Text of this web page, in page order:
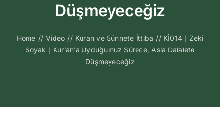
Sesli
Düşmeyeceğiz
Home // Video // Kuran ve Sünnete İttiba // Kİ014｜Zeki
Soyak｜Kur’an’a Uyduğumuz Sürece, Asla Dalalete
Düşmeyeceğiz